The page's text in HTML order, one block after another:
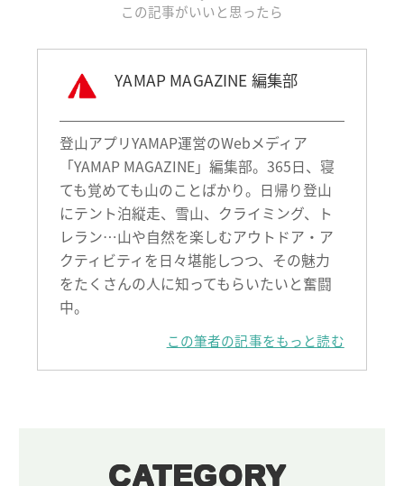
この記事がいいと思ったら
YAMAP MAGAZINE 編集部
登山アプリYAMAP運営のWebメディア
「YAMAP MAGAZINE」編集部。365日、寝
ても覚めても山のことばかり。日帰り登山
にテント泊縦走、雪山、クライミング、ト
レラン…山や自然を楽しむアウトドア・ア
クティビティを日々堪能しつつ、その魅力
をたくさんの人に知ってもらいたいと奮闘
中。
この筆者の記事をもっと読む
CATEGORY